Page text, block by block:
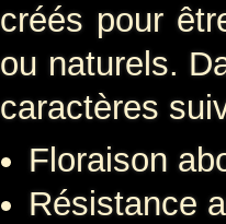
créés pour
ou naturels.
caractères
Floraison
Résistance